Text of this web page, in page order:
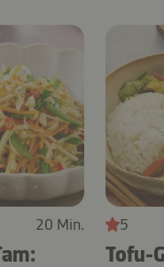
20 Min. 5
Tofu-